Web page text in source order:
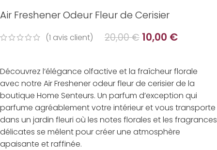
Air Freshener Odeur Fleur de Cerisier
(1 avis client) 20,00€ 10,00 €
Découvrez l’élégance olfactive et la fraîcheur florale
avec notre Air Freshener odeur fleur de cerisier de la
boutique Home Senteurs. Un parfum d’exception qui
parfume agréablement votre intérieur et vous transporte
dans un jardin fleuri où les notes florales et les fragrances
délicates se mêlent pour créer une atmosphère
apaisante et raffinée.